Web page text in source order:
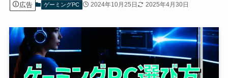
広告 ゲーミングPC 2024年10月25日 2025年4月30日